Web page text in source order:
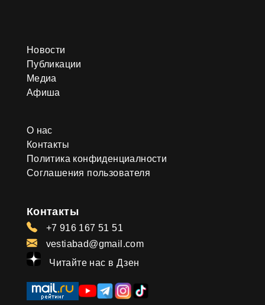
Новости
Публикации
Медиа
Афиша
О нас
Контакты
Политика конфиденциалности
Соглашения пользователя
Контакты
+7 916 167 51 51
vestiabad@gmail.com
Читайте нас в Дзен